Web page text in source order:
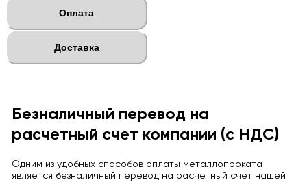
Оплата
Доставка
Безналичный перевод на
расчетный счет компании (с НДС)
Одним из удобных способов оплаты металлопроката
является безналичный перевод на расчетный счет нашей